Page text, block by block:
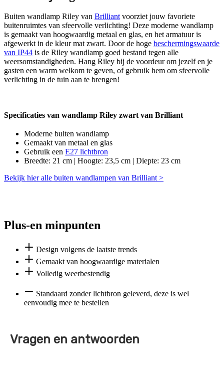
Buiten wandlamp Riley van Brilliantvoorziet jouw favoriete
buitenruimtes van sfeervolle verlichting! Deze moderne wandlamp
is gemaakt van hoogwaardig metaal en glas, en het armatuur is
afgewerkt in de kleur mat zwart. Door de hoge beschermingswaarde
van IP44 is de Riley wandlamp goed bestand tegen alle
weersomstandigheden. Hang Riley bij de voordeur om jezelf en je
gasten een warm welkom te geven, of gebruik hem om sfeervolle
verlichting in de tuin aan te brengen!
Specificaties van wandlamp Riley zwart van Brilliant
Moderne buiten wandlamp
Gemaakt van metaal en glas
Gebruik een E27 lichtbron
Breedte: 21 cm | Hoogte: 23,5 cm | Diepte: 23 cm
Bekijk hier alle buiten wandlampen van Brilliant >
Plus-en minpunten
Design volgens de laatste trends
Gemaakt van hoogwaardige materialen
Volledig weerbestendig
Standaard zonder lichtbron geleverd, deze is wel
eenvoudig mee te bestellen
Vragen en antwoorden